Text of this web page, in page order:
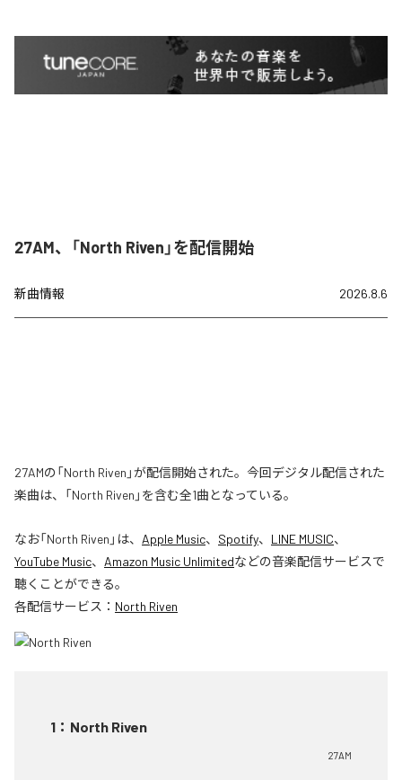
27AM、「North Riven」を配信開始
新曲情報 2026.8.6
27AMの「North Riven」が配信開始された。今回デジタル配信された
楽曲は、「North Riven」を含む全1曲となっている。
なお「North Riven 」は、 Apple Music、 Spotify、 LINE MUSIC、
YouTube Music、 Amazon Music Unlimitedなどの音楽配信サービスで
聴くことができる。
各配信サービス： North Riven
1 ： North Riven
27AM